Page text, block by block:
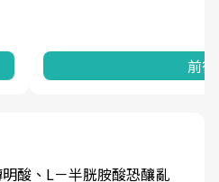
酸、L－半胱胺酸恐釀亂